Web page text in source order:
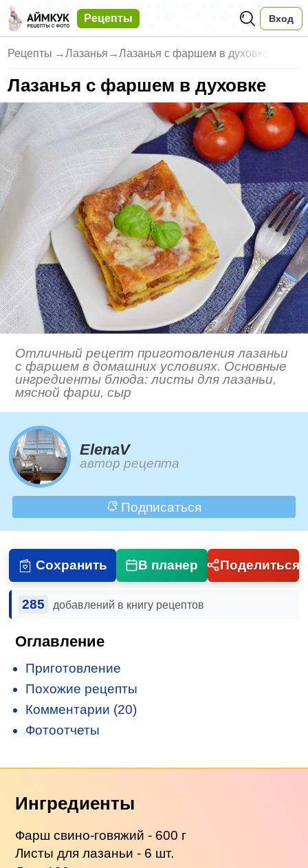
Рецепты Вход
Рецепты →Лазанья →Лазанья с фаршем в духовке
Лазанья с фаршем в духовке
Отличный рецепт приготовления лазаньи
с фаршем в домашних условиях. Основные
ингредиенты блюда: листы для лазаньи,
мясной фарш, сыр
ElenaV
автор рецепта
Подписаться
Сохранить В планер Поделиться
285 добавлений в книгу рецептов
Оглавление
Приготовление
Похожие рецепты
Комментарии (20)
Фотоотчеты
Ингредиенты
Фарш свино-говяжий - 600 г
Листы для лазаньи - 6 шт.